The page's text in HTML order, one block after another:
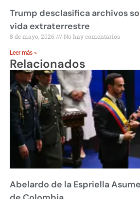
Trump desclasifica archivos
vida extraterrestre
8 de mayo, 2026 No hay comentarios
Leer más »
Relacionados
Abelardo de la Espriella